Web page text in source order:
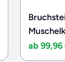
ab 99,96